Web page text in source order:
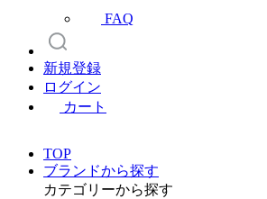
FAQ
新規登録
ログイン
カート
TOP
ブランドから探す
カテゴリーから探す